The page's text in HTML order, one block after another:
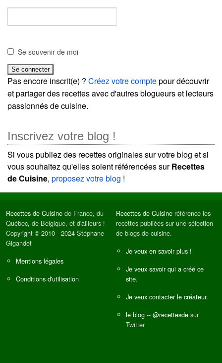
Se souvenir de moi
Pas encore inscrit(e) ? Créez votre comptepour découvrir
et partager des recettes avec d'autres blogueurs et lecteurs
passionnés de cuisine.
Inscrivez votre blog !
Si vous publiez des recettes originales sur votre blog et si
vous souhaitez qu'elles soient référencées surRecettes
de Cuisine, proposez votre blog !
Recettes de Cuisine de France, du
Québec, de Belgique, et d'ailleurs !
Copyright © 2010 - 2024 Stéphane
Gigandet
Mentions légales
Conditions d'utilisation
Recettes de Cuisine référence les
recettes publiées sur une sélection
de blogs de cuisine.
Je veux en savoir plus !
Je veux savoir qui a créé ce
site.
Je veux contacter le créateur.
le blog -- @recettesde sur
Twitter